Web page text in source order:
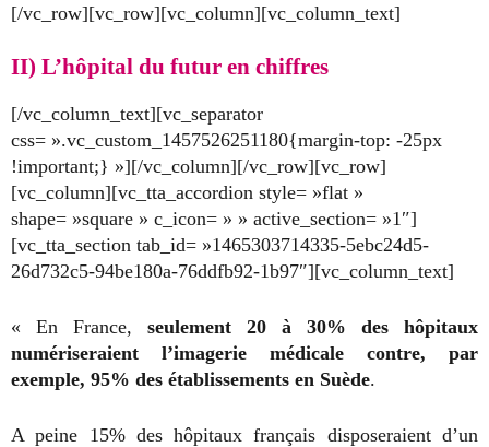
[/vc_row][vc_row][vc_column][vc_column_text]
II) L’hôpital du futur en chiffres
[/vc_column_text][vc_separator
css= ».vc_custom_1457526251180{margin-top: -25px
!important;} »][/vc_column][/vc_row][vc_row]
[vc_column][vc_tta_accordion style= »flat »
shape= »square » c_icon= » » active_section= »1″]
[vc_tta_section tab_id= »1465303714335-5ebc24d5-
26d732c5-94be180a-76ddfb92-1b97″][vc_column_text]
« En France, seulement 20 à 30% des hôpitaux
numériseraient l’imagerie médicale contre, par
exemple, 95% des établissements en Suède.
A peine 15% des hôpitaux français disposeraient d’un